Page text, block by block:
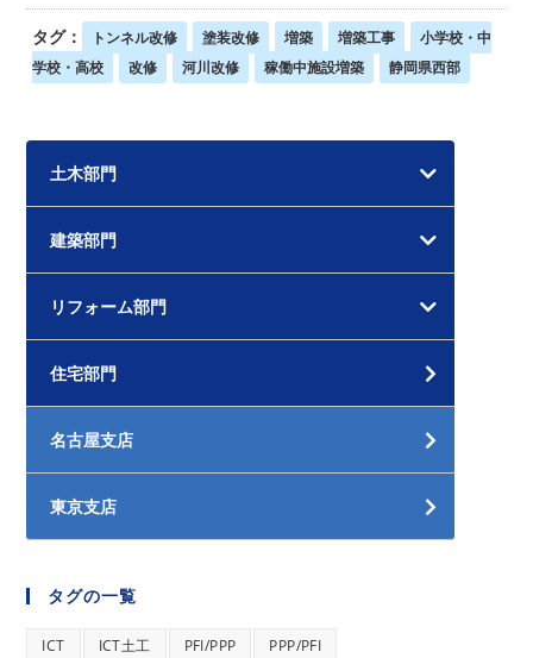
タグ： トンネル改修 塗装改修 増築 増築工事
小学校・中
学校・高校
改修 河川改修 稼働中施設増築 静岡県西部
土木部門
建築部門
リフォーム部門
住宅部門
名古屋支店
東京支店
タグの一覧
ICT ICT土工 PFI/PPP PPP/PFI